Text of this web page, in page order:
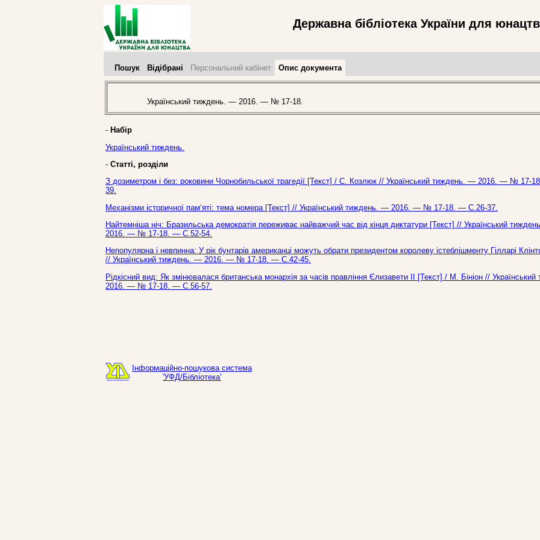
Державна бібліотека України для
Пошук Відібрані Персональний кабінет Опис документа
Український тиждень. — 2016. — № 17-18.
- Набір
Український тиждень.
- Статті, розділи
З дозиметром і без: роковини Чорнобильської трагедії [Текст] / С. Козлюк // Український тиждень. — 2016. — № 17-
39.
Механізми історичної пам‘яті: тема номера [Текст] // Український тиждень. — 2016. — № 17-18. — С.26-37.
Найтемніша ніч: Бразильська демократія переживає найважчий час від кінця диктатури [Текст] // Український
2016. — № 17-18. — С.52-54.
Непопулярна і невпинна: У рік бунтарів американці можуть обрати президентом королеву істеблішменту Гілларі
// Український тиждень. — 2016. — № 17-18. — С.42-45.
Рідкісний вид: Як змінювалася британська монархія за часів правління Єлизавети ІІ [Текст] / М. Бініон //
2016. — № 17-18. — С.56-57.
Інформаційно-пошукова система
'УФД/Бібліотека'